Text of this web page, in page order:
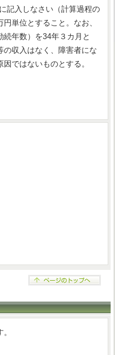
記入しなさい（計算過程の
単位とすること。なお、
続年数）を34年３カ月と
の収入はなく、障害者にな
ではないものとする。